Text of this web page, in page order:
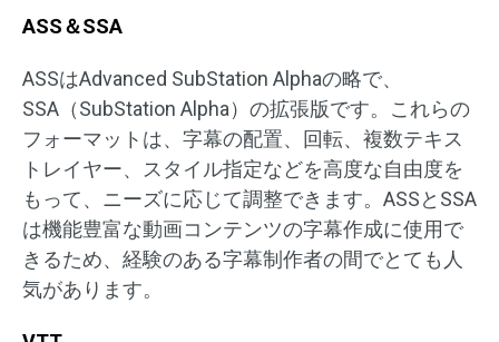
ASS＆SSA
ASSはAdvanced SubStation Alphaの略で、
SSA（SubStation Alpha）の拡張版です。これらの
フォーマットは、字幕の配置、回転、複数テキス
トレイヤー、スタイル指定などを高度な自由度を
もって、ニーズに応じて調整できます。ASSとSSA
は機能豊富な動画コンテンツの字幕作成に使用で
きるため、経験のある字幕制作者の間でとても人
気があります。